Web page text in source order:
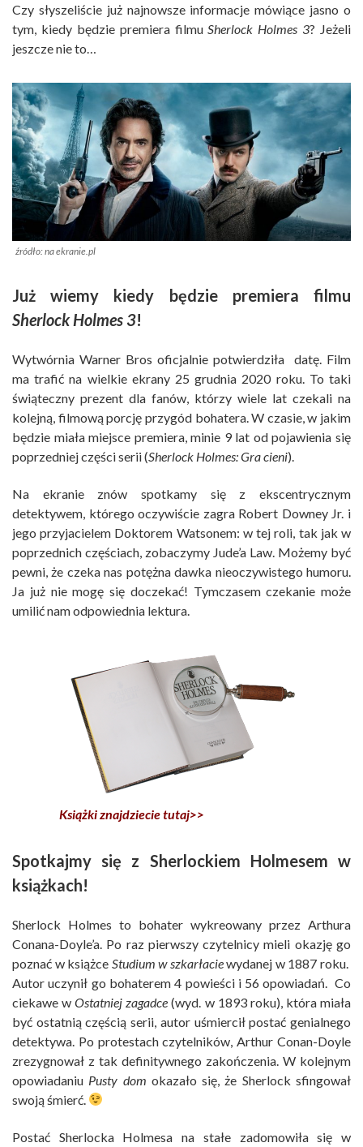
Czy słyszeliście już najnowsze informacje mówiące jasno o
tym, kiedy będzie premiera filmuSherlock Holmes 3? Jeżeli
jeszcze nie to…
źródło: na ekranie.pl
Już wiemy kiedy będzie premiera filmu
Sherlock Holmes 3!
Wytwórnia Warner Bros oficjalnie potwierdziła datę. Film
ma trafić na wielkie ekrany 25 grudnia 2020 roku. To taki
świąteczny prezent dla fanów, którzy wiele lat czekali na
kolejną, filmową porcję przygód bohatera. W czasie, w jakim
będzie miała miejsce premiera, minie 9 lat od pojawienia się
poprzedniej części serii (Sherlock Holmes: Gra cieni).
Na ekranie znów spotkamy się z ekscentrycznym
detektywem, którego oczywiście zagra Robert Downey Jr. i
jego przyjacielem Doktorem Watsonem: w tej roli, tak jak w
poprzednich częściach, zobaczymy Jude’a Law. Możemy być
pewni, że czeka nas potężna dawka nieoczywistego humoru.
Ja już nie mogę się doczekać! Tymczasem czekanie może
umilić nam odpowiednia lektura.
Książki znajdziecie tutaj>>
Spotkajmy się z Sherlockiem Holmesem w
książkach!
Sherlock Holmes to bohater wykreowany przez Arthura
Conana-Doyle’a. Po raz pierwszy czytelnicy mieli okazję go
poznać w książce Studium w szkarłaciewydanej w 1887 roku.
Autor uczynił go bohaterem 4 powieści i 56 opowiadań. Co
ciekawe wOstatniej zagadce(wyd. w 1893 roku), która miała
być ostatnią częścią serii, autor uśmiercił postać genialnego
detektywa. Po protestach czytelników, Arthur Conan-Doyle
zrezygnował z tak definitywnego zakończenia. W kolejnym
opowiadaniu Pusty dom okazało się, że Sherlock sfingował
swoją śmierć.
Postać Sherlocka Holmesa na stałe zadomowiła się w